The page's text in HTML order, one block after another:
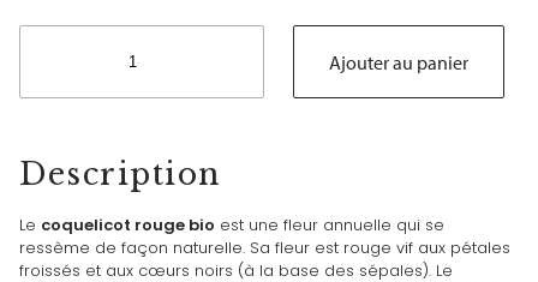
quantité
rouge
Ajouter au panier
Description
Le coquelicot rouge bio est une fleur annuelle qui se
ressème de façon naturelle. Sa fleur est rouge vif aux pétales
froissés et aux cœurs noirs (à la base des sépales). Le